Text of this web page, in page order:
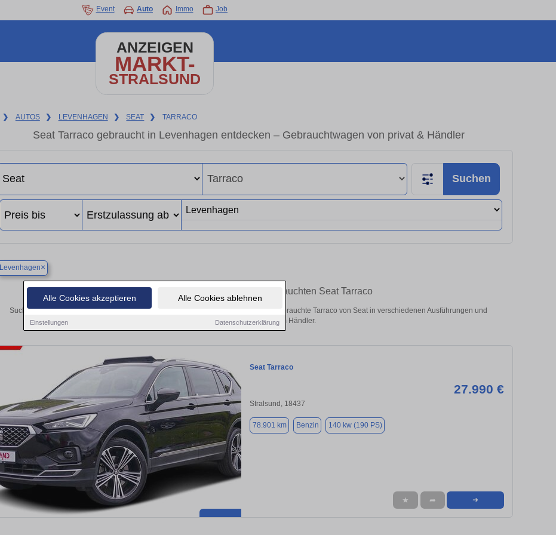
Alle Cookies akzeptieren Alle Cookies ablehnen
Einstellungen Datenschutzerklärung
Event Auto Immo Job
ANZEIGEN
MARKT-
STRALSUND
❯ AUTOS ❯ LEVENHAGEN ❯ SEAT ❯ TARRACO
Seat Tarraco gebraucht in Levenhagen entdecken – Gebrauchtwagen von privat & Händler
Suchen
Levenhagen×
Finden Sie in Levenhagen Ihren gebrauchten Seat Tarraco
Suchen Sie in Levenhagen einen Seat Tarraco Gebrauchtwagen? Entdecken Sie gebrauchte Tarraco von Seat in verschiedenen Ausführungen und
Preisklassen von privat und vom Händler.
Seat Tarraco
27.990 €
Stralsund, 18437
78.901 km Benzin 140 kw (190 PS)
★ ➦ ➜